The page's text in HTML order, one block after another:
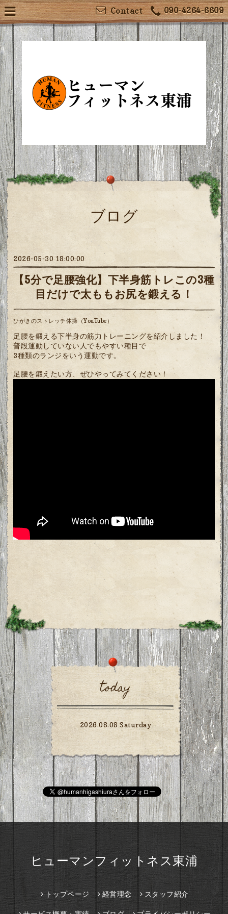
090-4264-6609
Contact
ブログ
2026-05-30 18:00:00
【5分で足腰強化】下半身筋トレこの3種
目だけで太ももお尻を鍛える！
ひがきのストレッチ体操（YouTube）
足腰を鍛える下半身の筋力トレーニングを紹介しました！
普段運動していない人でもやすい種目で
3種類のランジをいう運動です。
足腰を鍛えたい方、ぜひやってみてください！
today
2026.08.08 Saturday
ヒューマンフィットネス東浦
トップページ 経営理念 スタッフ紹介